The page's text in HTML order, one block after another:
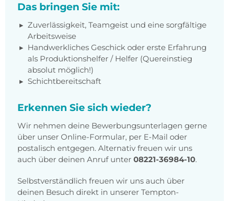
Das bringen Sie mit:
Zuverlässigkeit, Teamgeist und eine sorgfältige
Arbeitsweise
Handwerkliches Geschick oder erste Erfahrung
als Produktionshelfer / Helfer (Quereinstieg
absolut möglich!)
Schichtbereitschaft
Erkennen Sie sich wieder?
Wir nehmen deine Bewerbungsunterlagen gerne
über unser Online-Formular, per E-Mail oder
postalisch entgegen. Alternativ freuen wir uns
auch über deinen Anruf unter 08221-36984-10.
Selbstverständlich freuen wir uns auch über
deinen Besuch direkt in unserer Tempton-